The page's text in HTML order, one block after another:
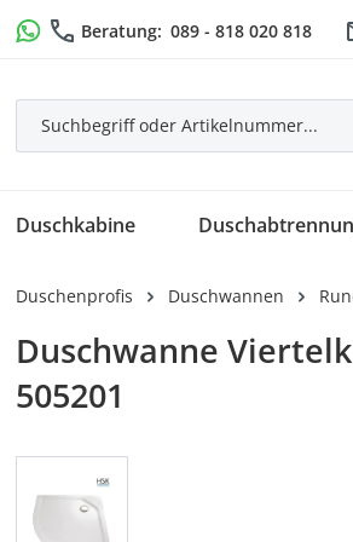
Hauptinhalt springen
Zur Suche springen
Zur Hauptnavigation springen
Beratung: 089 - 818 020 818
Duschkabine
Duschenprofis Duschwannen
Duschwanne
505201